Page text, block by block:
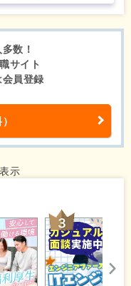
数！
サイト
会員登録
示